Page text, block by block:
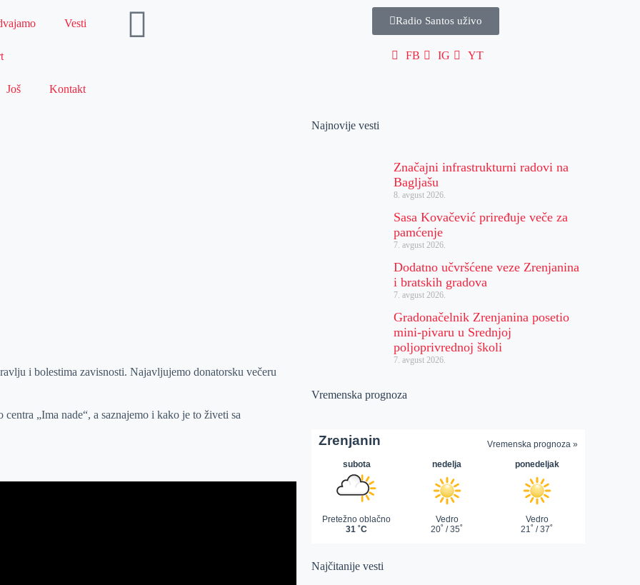
Vesti
Još Kontakt
Radio Santos uživo
FB IG YT
i bolestima zavisnosti. Najavljujemo donatorsku večeru
„Ima nade“, a saznajemo i kako je to živeti sa
Najnovije vesti
Značajni infrastrukturni radovi na
Bagljašu
8. avgust 2026.
Sasa Kovačević priređuje veče za
pamćenje
7. avgust 2026.
Dodatno učvršćene veze Zrenjanina
i bratskih gradova
7. avgust 2026.
Gradonačelnik Zrenjanina posetio
mini-pivaru u Srednjoj
poljoprivrednoj školi
7. avgust 2026.
Vremenska prognoza
Najčitanije vesti